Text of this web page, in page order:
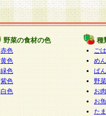
野菜の食材の色
赤色
黄色
緑色
紫色
白色
種
ご
めん
ぱん
野
お
お
た